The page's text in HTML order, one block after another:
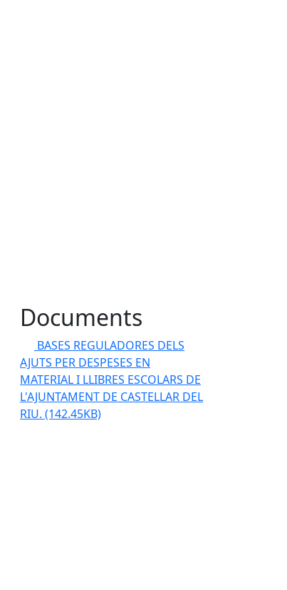
Documents
BASES REGULADORES DELS
AJUTS PER DESPESES EN
MATERIAL I LLIBRES ESCOLARS DE
L'AJUNTAMENT DE CASTELLAR DEL
RIU. (142.45KB)